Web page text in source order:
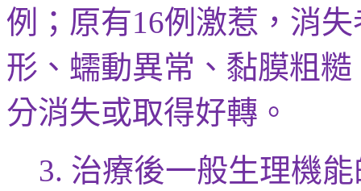
例；原有16例激惹， 消
形、蠕動異常、黏膜粗
分消失或取得好轉。
3. 治療後一般生理機